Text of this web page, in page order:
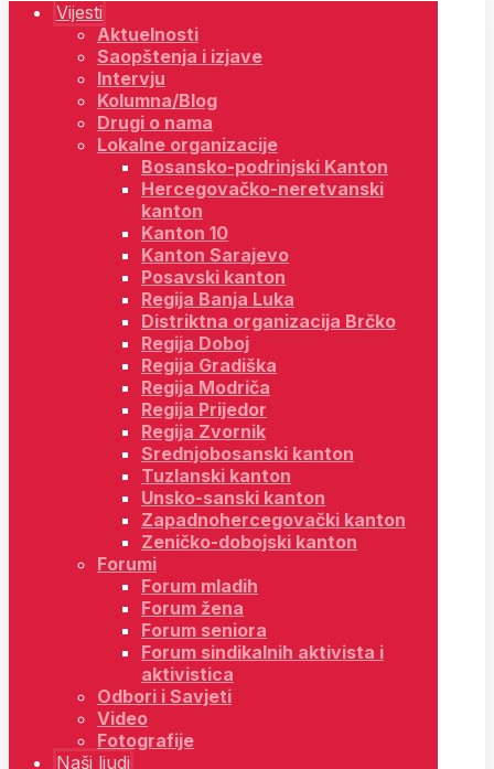
Vijesti
Aktuelnosti
Saopštenja i izjave
Intervju
Kolumna/Blog
Drugi o nama
Lokalne organizacije
Bosansko-podrinjski Kanton
Hercegovačko-neretvanski
kanton
Kanton 10
Kanton Sarajevo
Posavski kanton
Regija Banja Luka
Distriktna organizacija Brčko
Regija Doboj
Regija Gradiška
Regija Modriča
Regija Prijedor
Regija Zvornik
Srednjobosanski kanton
Tuzlanski kanton
Unsko-sanski kanton
Zapadnohercegovački kanton
Zeničko-dobojski kanton
Forumi
Forum mladih
Forum žena
Forum seniora
Forum sindikalnih aktivista i
aktivistica
Odbori i Savjeti
Video
Fotografije
Naši ljudi